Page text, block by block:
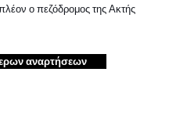
ο πεζόδρομος της Ακτής
αναρτήσεων